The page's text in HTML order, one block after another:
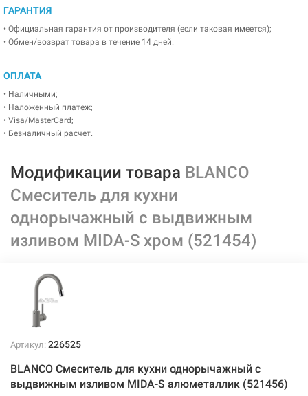
ГАРАНТИЯ
• Официальная гарантия от производителя (если таковая имеется);
• Обмен/возврат товара в течение 14 дней.
ОПЛАТА
• Наличными;
• Наложенный платеж;
• Visa/MasterCard;
• Безналичный расчет.
Модификации товара BLANCO
Смеситель для кухни
однорычажный с выдвижным
изливом MIDA-S хром (521454)
Артикул: 226525
BLANCO Смеситель для кухни однорычажный с
выдвижным изливом MIDA-S алюметаллик (521456)